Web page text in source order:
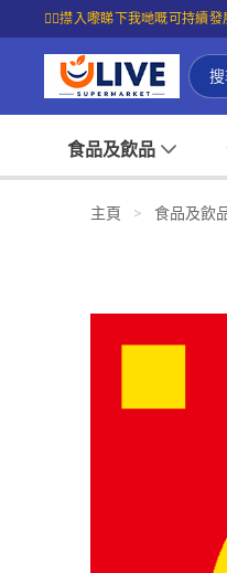
☝🏼㩒入嚟睇下我哋嘅可持續發
食品及飲品
主頁 > 食品及飲